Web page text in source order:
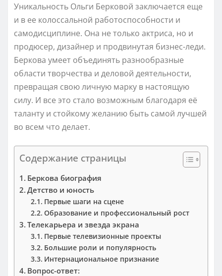
Уникальность Ольги Берковой заключается еще
и в ее колоссальной работоспособности и
самодисциплине. Она не только актриса, но и
продюсер, дизайнер и продвинутая бизнес-леди.
Беркова умеет объединять разнообразные
области творчества и деловой деятельности,
превращая свою личную марку в настоящую
силу. И все это стало возможным благодаря её
таланту и стойкому желанию быть самой лучшей
во всем что делает.
Содержание страницы
Беркова биография
Детство и юность
Первые шаги на сцене
Образование и профессиональный рост
Телекарьера и звезда экрана
Первые телевизионные проекты
Большие роли и популярность
Интернациональное признание
Вопрос-ответ: